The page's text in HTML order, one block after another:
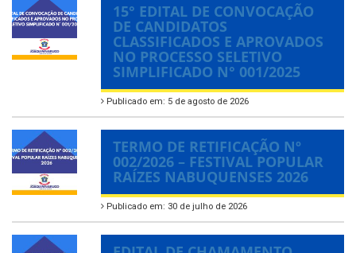
15° EDITAL DE CONVOCAÇÃO
DE CANDIDATOS
CLASSIFICADOS E APROVADOS
NO PROCESSO SELETIVO
SIMPLIFICADO N° 001/2025
Publicado em: 5 de agosto de 2026
TERMO DE RETIFICAÇÃO Nº
002/2026 – FESTIVAL POPULAR
RAÍZES NABUQUENSES 2026
Publicado em: 30 de julho de 2026